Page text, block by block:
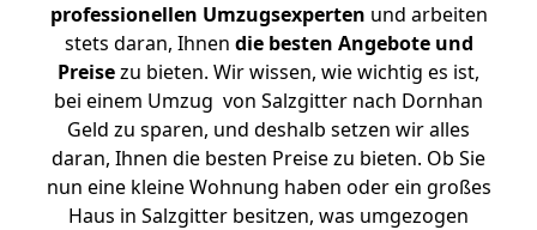
professionellen Umzugsexperten und arbeiten
stets daran, Ihnen die besten Angebote und
Preisezu bieten. Wir wissen, wie wichtig es ist,
bei einem Umzug von Salzgitter nach Dornhan
Geld zu sparen, und deshalb setzen wir alles
daran, Ihnen die besten Preise zu bieten. Ob Sie
nun eine kleine Wohnung haben oder ein großes
Haus in Salzgitter besitzen, was umgezogen